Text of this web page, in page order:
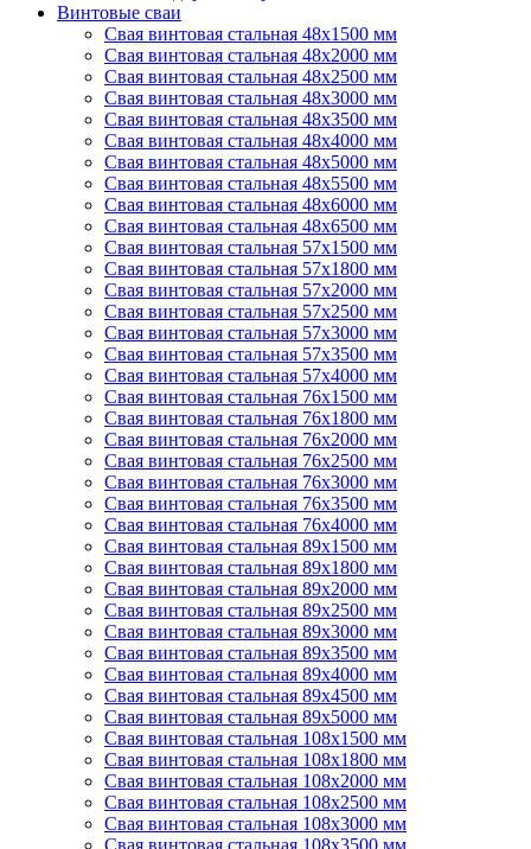
Винтовые сваи
Свая винтовая стальная 48х1500 мм
Свая винтовая стальная 48х2000 мм
Свая винтовая стальная 48х2500 мм
Свая винтовая стальная 48х3000 мм
Свая винтовая стальная 48х3500 мм
Свая винтовая стальная 48х4000 мм
Свая винтовая стальная 48х5000 мм
Свая винтовая стальная 48х5500 мм
Свая винтовая стальная 48х6000 мм
Свая винтовая стальная 48х6500 мм
Свая винтовая стальная 57х1500 мм
Свая винтовая стальная 57х1800 мм
Свая винтовая стальная 57х2000 мм
Свая винтовая стальная 57х2500 мм
Свая винтовая стальная 57х3000 мм
Свая винтовая стальная 57х3500 мм
Свая винтовая стальная 57х4000 мм
Свая винтовая стальная 76х1500 мм
Свая винтовая стальная 76х1800 мм
Свая винтовая стальная 76х2000 мм
Свая винтовая стальная 76х2500 мм
Свая винтовая стальная 76х3000 мм
Свая винтовая стальная 76х3500 мм
Свая винтовая стальная 76х4000 мм
Свая винтовая стальная 89х1500 мм
Свая винтовая стальная 89х1800 мм
Свая винтовая стальная 89х2000 мм
Свая винтовая стальная 89х2500 мм
Свая винтовая стальная 89х3000 мм
Свая винтовая стальная 89х3500 мм
Свая винтовая стальная 89х4000 мм
Свая винтовая стальная 89х4500 мм
Свая винтовая стальная 89х5000 мм
Свая винтовая стальная 108х1500 мм
Свая винтовая стальная 108х1800 мм
Свая винтовая стальная 108х2000 мм
Свая винтовая стальная 108х2500 мм
Свая винтовая стальная 108х3000 мм
Свая винтовая стальная 108х3500 мм